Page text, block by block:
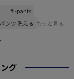
#i-pants
ンツ 洗える もっと見る
グ